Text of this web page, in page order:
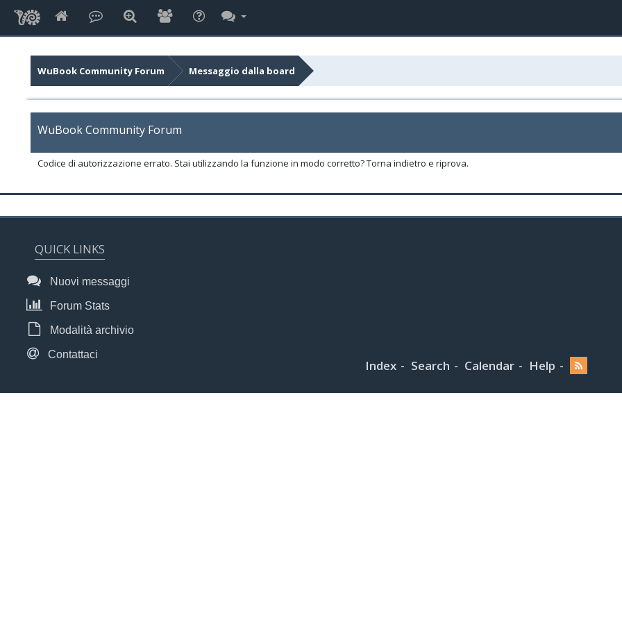
WuBook Community Forum Messaggio dalla board
WuBook Community Forum
Codice di autorizzazione errato. Stai utilizzando la funzione in modo corretto? Torna indietro e riprova.
QUICK LINKS
Nuovi messaggi
Forum Stats
Modalità archivio
Contattaci
Index Search Calendar Help